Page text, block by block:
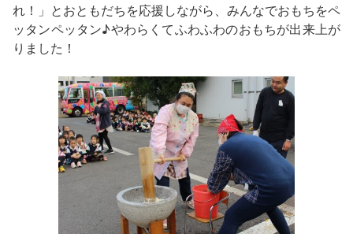
れ！」とおともだちを応援しながら、みんなでおもちをペ
ッタンペッタン♪やわらくてふわふわのおもちが出来上が
りました！